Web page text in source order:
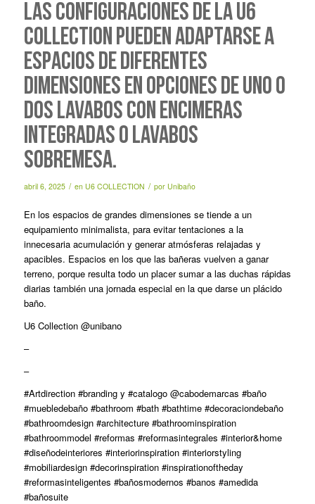
Las configuraciones de la U6
Collection pueden adaptarse a
espacios de diferentes
dimensiones en opciones de uno o
dos lavabos con encimeras
integradas o lavabos
sobremesa.
abril 6, 2025 / en U6 COLLECTION / por Unibaño
En los espacios de grandes dimensiones se tiende a un
equipamiento minimalista, para evitar tentaciones a la
innecesaria acumulación y generar atmósferas relajadas y
apacibles. Espacios en los que las bañeras vuelven a ganar
terreno, porque resulta todo un placer sumar a las duchas rápidas
diarias también una jornada especial en la que darse un plácido
baño.
U6 Collection @unibano
–
–
#Artdirection #branding y #catalogo @cabodemarcas #baño
#muebledebaño #bathroom #bath #bathtime #decoraciondebaño
#bathroomdesign #architecture #bathroominspiration
#bathroommodel #reformas #reformasintegrales #interior&home
#diseñodeinteriores #interiorinspiration #interiorstyling
#mobiliardesign #decorinspiration #inspirationoftheday
#reformasinteligentes #bañosmodernos #banos #amedida
#bañosuite